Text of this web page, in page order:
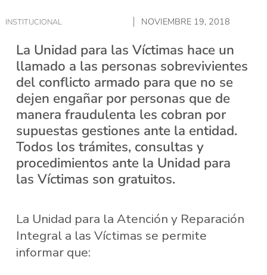
INSTITUCIONAL NOVIEMBRE 19, 2018
La Unidad para las Víctimas hace un
llamado a las personas sobrevivientes
del conflicto armado para que no se
dejen engañar por personas que de
manera fraudulenta les cobran por
supuestas gestiones ante la entidad.
Todos los trámites, consultas y
procedimientos ante la Unidad para
las Víctimas son gratuitos.
La Unidad para la Atención y Reparación
Integral a las Víctimas se permite
informar que: